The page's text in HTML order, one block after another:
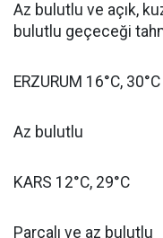
Az bulutlu ve açık,
bulutlu geçeceği
ERZURUM 16°C, 30°C
Az bulutlu
KARS 12°C, 29°C
Parçalı ve az bulutlu